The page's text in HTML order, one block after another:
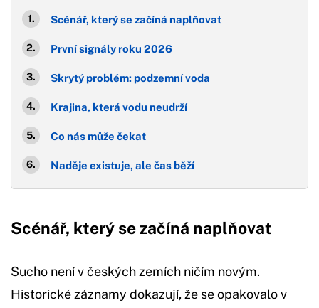
Scénář, který se začíná naplňovat
První signály roku 2026
Skrytý problém: podzemní voda
Krajina, která vodu neudrží
Co nás může čekat
Naděje existuje, ale čas běží
Scénář, který se začíná naplňovat
Sucho není v českých zemích ničím novým.
Historické záznamy dokazují, že se opakovalo v